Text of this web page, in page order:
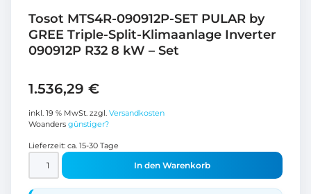
Tosot MTS4R-090912P-SET PULAR by
GREE Triple-Split-Klimaanlage Inverter
090912P R32 8 kW – Set
1.536,29 €
inkl. 19 % MwSt. zzgl. Versandkosten
Woanders günstiger?
Lieferzeit: ca. 15-30 Tage
In den Warenkorb